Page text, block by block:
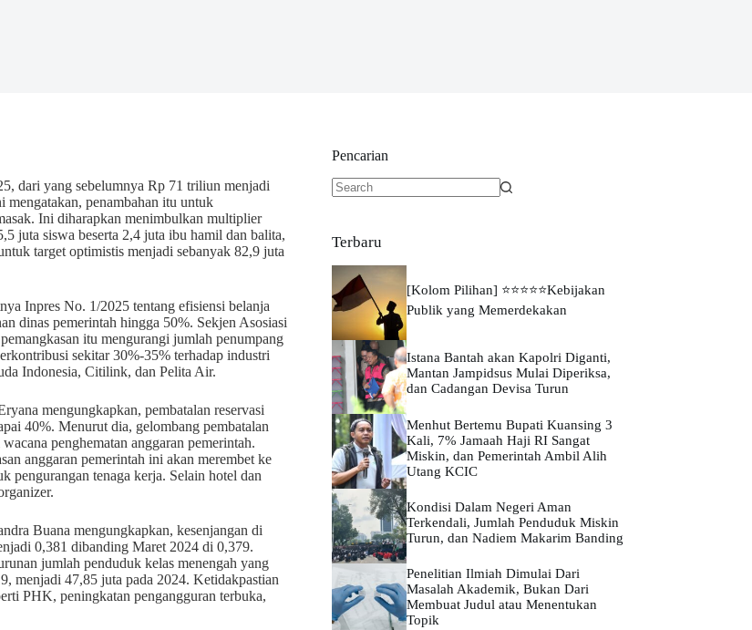
dari yang sebelumnya Rp 71 triliun menjadi
penambahan itu untuk
Ini diharapkan menimbulkan multiplier
juta siswa beserta 2,4 juta ibu hamil dan balita,
target optimistis menjadi sebanyak 82,9 juta
Inpres No. 1/2025 tentang efisiensi belanja
dinas pemerintah hingga 50%. Sekjen Asosiasi
itu mengurangi jumlah penumpang
sekitar 30%-35% terhadap industri
Indonesia, Citilink, dan Pelita Air.
mengungkapkan, pembatalan reservasi
40%. Menurut dia, gelombang pembatalan
penghematan anggaran pemerintah.
anggaran pemerintah ini akan merembet ke
pengurangan tenaga kerja. Selain hotel dan
Buana mengungkapkan, kesenjangan di
0,381 dibanding Maret 2024 di 0,379.
jumlah penduduk kelas menengah yang
menjadi 47,85 juta pada 2024. Ketidakpastian
PHK, peningkatan pengangguran terbuka,
Pencarian
Terbaru
[Kolom Pilihan] ⭐⭐⭐⭐⭐Kebijakan
Publik yang Memerdekakan
Istana Bantah akan Kapolri Diganti,
Mantan Jampidsus Mulai Diperiksa,
dan Cadangan Devisa Turun
Menhut Bertemu Bupati Kuansing 3
Kali, 7% Jamaah Haji RI Sangat
Miskin, dan Pemerintah Ambil Alih
Utang KCIC
Kondisi Dalam Negeri Aman
Terkendali, Jumlah Penduduk Miskin
Turun, dan Nadiem Makarim Banding
Penelitian Ilmiah Dimulai Dari
Masalah Akademik, Bukan Dari
Membuat Judul atau Menentukan
Topik